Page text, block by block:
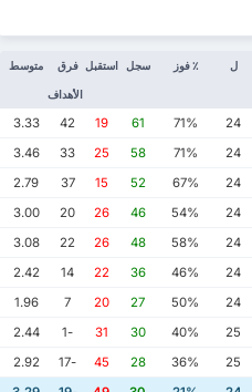
ل ٪ فوز سجل استقبل فرق
الأهداف
متوسط
24
71%
61
19
42
3.33
24
71%
58
25
33
3.46
24
67%
52
15
37
2.79
24
54%
46
26
20
3.00
24
58%
48
26
22
3.08
24
46%
36
22
14
2.42
24
50%
27
20
7
1.96
25
40%
30
31
-1
2.44
25
36%
28
45
-17
2.92